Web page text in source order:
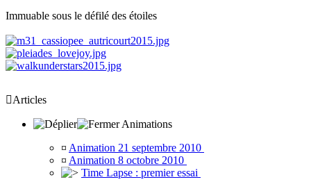
Immuable sous le défilé des étoiles
Articles
Animations
¤ Animation 21 septembre 2010
¤ Animation 8 octobre 2010
Time Lapse : premier essai